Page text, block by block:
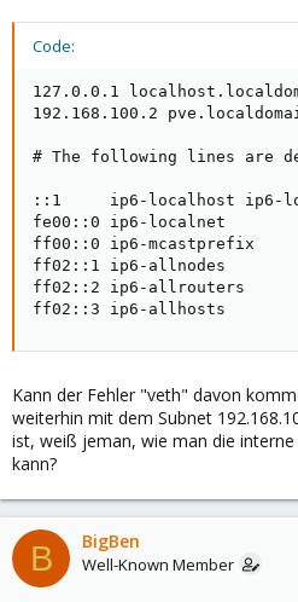
Code:
127.0.0.1
192.168.100.2
# The following lines are
::1     ip6-localhost ip6-
fe00::0 ip6-localnet
ff00::0 ip6-mcastprefix
ff02::1 ip6-allnodes
ff02::2 ip6-allrouters
ff02::3 ip6-allhosts
Kann der Fehler "veth" davon
weiterhin mit dem Subnet
ist, weiß jeman, wie man die
kann?
B BigBen
Well-Known Member